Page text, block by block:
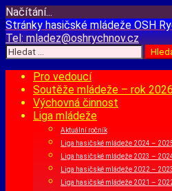
Načítání...
Přejít
k
obsahu
webu
Stránky hasičské mládežeOSH
Tel:mladez@oshrychnov.cz
Vyhledávání
Pro vedoucí
Soutěže mládeže – rok 2026
Výchovná činnost
Liga mládeže
Aktuální ročník
Liga hasičské mládeže 2024 –
Liga hasičské mládeže 2023 –
Liga hasičské mládeže 2022 – 2023
Liga hasičské mládeže 2021 –